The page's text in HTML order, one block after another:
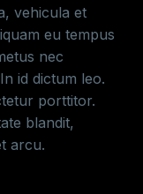
vehicula et
eu tempus
nec
id dictum leo.
porttitor.
blandit,
arcu.